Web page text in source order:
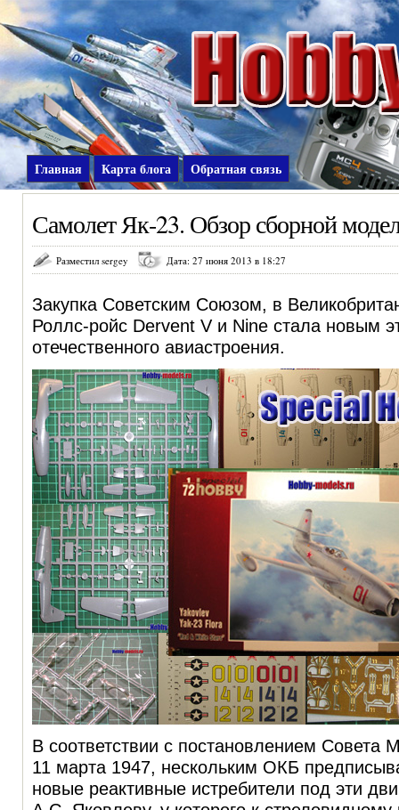
Главная Карта блога Обратная связь
Самолет Як-23. Обзор сборной
Разместил sergey Дата: 27 июня 2013 в 18:27
Закупка Советским Союзом, в
Роллс-ройс Dervent V и Nine стала новым
отечественного авиастроения.
В соответствии с постановлением Совета
11 марта 1947, нескольким ОКБ
новые реактивные истребители под эти